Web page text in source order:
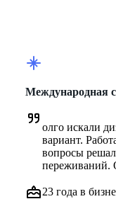
Международная
олго искали
вариант.
вопросы
переживаний.
23 года в